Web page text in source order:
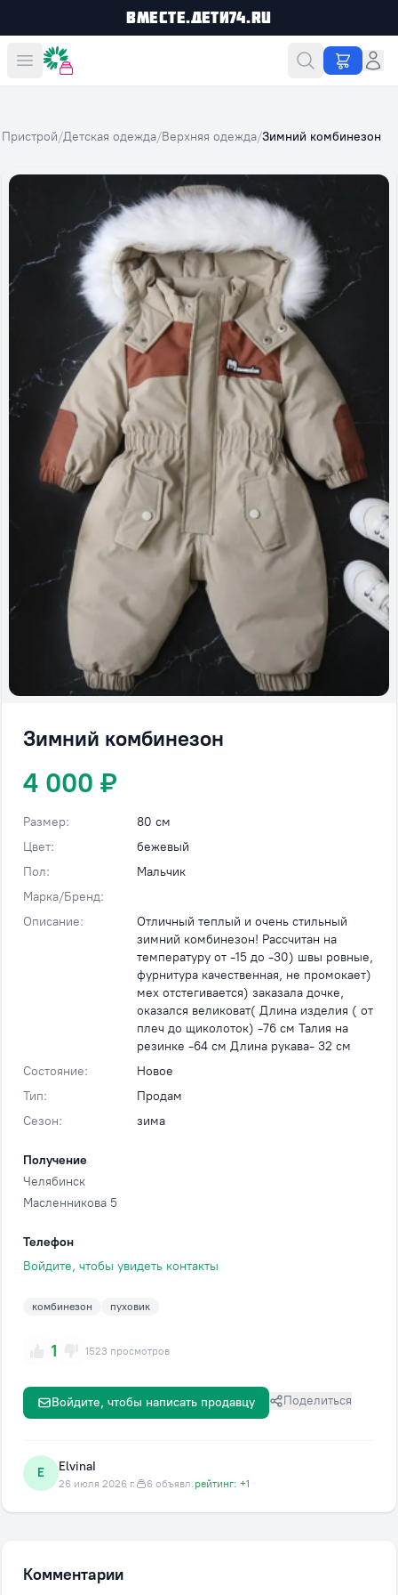
Вместе.Дети74.ru
Вместе дешевле
Пристрой/Детская одежда/Верхняя одежда/Зимний комбинезон
Зимний комбинезон
4 000 ₽
Размер:
80 см
Цвет:
бежевый
Пол:
Мальчик
Марка/Бренд:
Описание:
Отличный теплый и очень стильный
зимний комбинезон! Рассчитан на
температуру от -15 до -30) швы ровные,
фурнитура качественная, не промокает)
мех отстегивается) заказала дочке,
оказался великоват( Длина изделия ( от
плеч до щиколоток) -76 см Талия на
резинке -64 см Длина рукава- 32 см
Состояние:
Новое
Тип:
Продам
Сезон:
зима
Получение
Челябинск
Масленникова 5
Телефон
Войдите, чтобы увидеть контакты
комбинезон пуховик
1 1523 просмотров
Поделиться
Войдите, чтобы написать продавцу
E ElvinaI
26 июля 2026 г. 6 объявл.рейтинг: +1
Комментарии